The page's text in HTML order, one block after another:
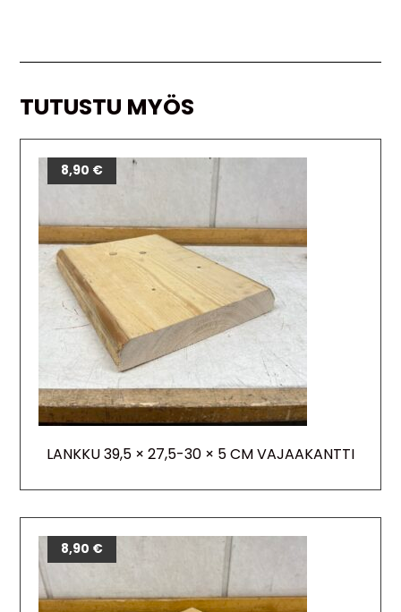
TUTUSTU MYÖS
LANKKU 39,5 × 27,5-30 × 5 CM VAJAAKANTTI
8,90 €
8,90 €